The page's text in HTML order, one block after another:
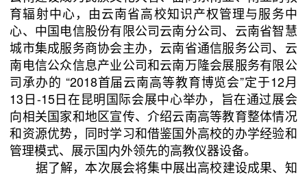
育辐射中心，由云南省高校知识产权管理与服务中
心、中国电信股份有限公司云南分公司、云南省智慧
城市集成服务商协会主办，云南省通信服务公司、云
南电信公众信息产业公司和云南万隆会展服务有限公
司承办的 “2018首届云南高等教育博览会”定于12月
13日-15日在昆明国际会展中心举办，旨在通过展会
向相关国家和地区宣传、介绍云南高等教育整体情况
和资源优势，同时学习和借鉴国外高校的办学经验和
管理模式、展示国内外领先的高教仪器设备。
据了解，本次展会将集中展出高校建设成果、知